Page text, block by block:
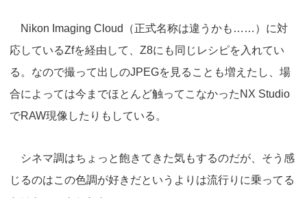
Nikon Imaging Cloud（正式名称は違うかも……）に対
応しているZfを経由して、Z8にも同じレシピを入れてい
る。なので撮って出しのJPEGを見ることも増えたし、場
合によっては今までほとんど触ってこなかったNX Studio
でRAW現像したりもしている。
シネマ調はちょっと飽きてきた気もするのだが、そう感
じるのはこの色調が好きだというよりは流行りに乗ってる